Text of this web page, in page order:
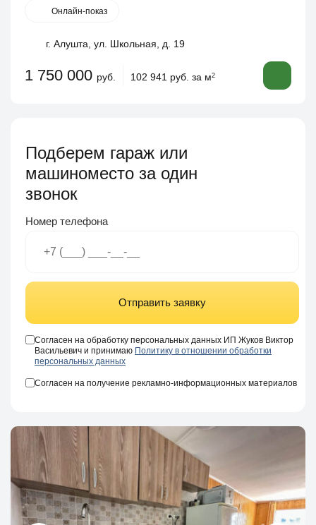
Онлайн-показ
г. Алушта, ул. Школьная, д. 19
1 750 000 руб. 102 941 руб. за м2
Подберем гараж или
машиноместо за один
звонок
Номер телефона
Отправить заявку
Согласен на обработку персональных данных ИП Жуков Виктор
Васильевич и принимаю Политику в отношении обработки
персональных данных
Согласен на получение рекламно-информационных материалов